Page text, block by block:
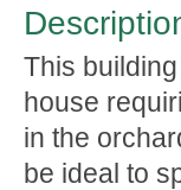
This
house
in the
be ideal to